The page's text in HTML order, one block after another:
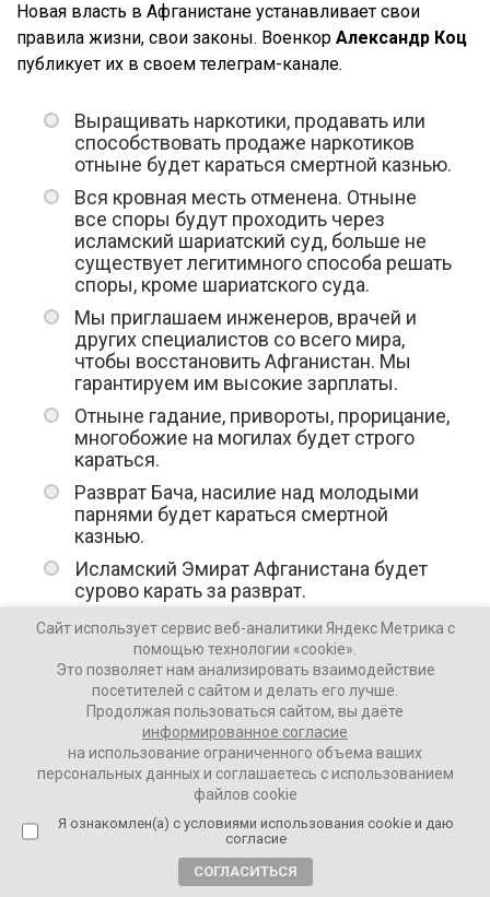
Новая власть в Афганистане устанавливает свои
правила жизни, свои законы. Военкор Александр Коц
публикует их в своем телеграм-канале.
Выращивать наркотики, продавать или
способствовать продаже наркотиков
отныне будет караться смертной казнью.
Вся кровная месть отменена. Отныне
все споры будут проходить через
исламский шариатский суд, больше не
существует легитимного способа решать
споры, кроме шариатского суда.
Мы приглашаем инженеров, врачей и
других специалистов со всего мира,
чтобы восстановить Афганистан. Мы
гарантируем им высокие зарплаты.
Отныне гадание, привороты, прорицание,
многобожие на могилах будет строго
караться.
Разврат Бача, насилие над молодыми
парнями будет караться смертной
казнью.
Исламский Эмират Афганистана будет
сурово карать за разврат.
Женщины вольны выходить из дома без
сопровождения, хиджаб же становится
обязательным!
Исламский Эмират Афганистана
запрещает любой вид деятельности,
связанный с процентами, все долги и
проценты отменены.
* «Талибан» – террористическая организация,
запрещенная на территории РФ.
Сайт использует сервис веб-аналитики Яндекс Метрика с
помощью технологии «cookie».
Это позволяет нам анализировать взаимодействие
посетителей с сайтом и делать его лучше.
Продолжая пользоваться сайтом, вы даёте
информированное согласие
на использование ограниченного объема ваших
персональных данных и соглашаетесь с использованием
файлов cookie
Я ознакомлен(а) с условиями использования cookie и даю
согласие
СОГЛАСИТЬСЯ